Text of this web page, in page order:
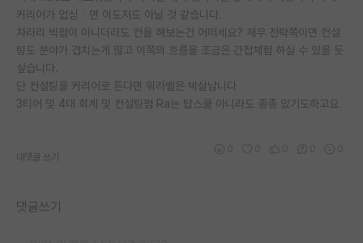
커리어가 업싣ㆍ면 이도저도 아닐 것 같습니다.
차라리 빅펌이 아니더라도 컨을 해보는건 어떠세요? 재무 전략쪽이면 컨설
팅도 분야가 겹치는게 많고 이쪽의 흐름을 조금은 간접체험 하실 수 있을 듯
싶습니다.
단 컨설팅을 커리어로 튼다면 워라벨은 박살납니다
3티어 및 4대 회계 및 컨설팅펌 Ra는 탑스쿨 아니라도 종종 있기도하고요
대댓글 쓰기
댓글쓰기